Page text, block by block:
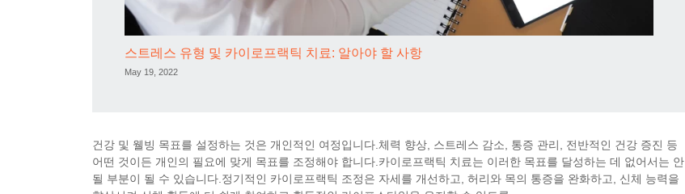
스트레스 유형 및 카이로프랙틱 치료: 알아야 할 사항
May 19, 2022
건강 및 웰빙 목표를 설정하는 것은 개인적인 여정입니다.체력 향상, 스트레스 감소, 통증 관리, 전반적인 건강 증진 등
어떤 것이든 개인의 필요에 맞게 목표를 조정해야 합니다.카이로프랙틱 치료는 이러한 목표를 달성하는 데 없어서는 안
될 부분이 될 수 있습니다.정기적인 카이로프랙틱 조정은 자세를 개선하고, 허리와 목의 통증을 완화하고, 신체 능력을